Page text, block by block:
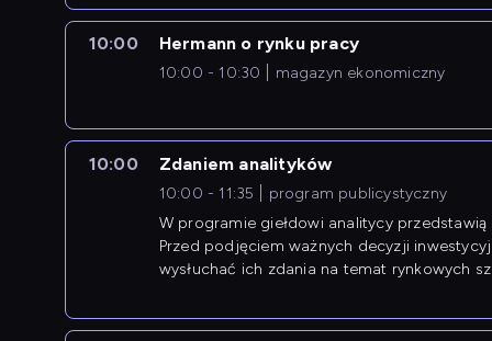
10:00 Hermann o rynku pracy
10:00 - 10:30 magazyn ekonomiczny
10:00 Zdaniem analityków
10:00 - 11:35
program publicystyczny
W programie giełdowi analitycy
Przed podjęciem ważnych decyzji
wysłuchać ich zdania na temat rynkowych